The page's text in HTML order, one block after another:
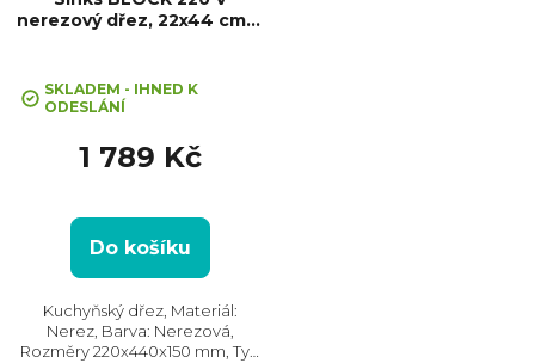
nerezový dřez, 22x44 cm, 1
SKLADEM - IHNED K
ODESLÁNÍ
1 789 Kč
Do košíku
Kuchyňský dřez, Materiál:
Nerez, Barva: Nerezová,
Rozměry 220x440x150 mm, Typ